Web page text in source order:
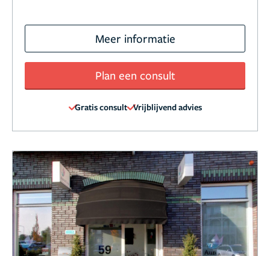
Meer informatie
Plan een consult
Gratis consult Vrijblijvend advies